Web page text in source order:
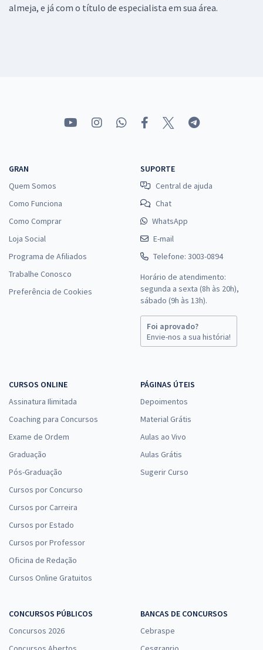
almeja, e já com o título de especialista em sua área.
GRAN
Quem Somos
Como Funciona
Como Comprar
Loja Social
Programa de Afiliados
Trabalhe Conosco
Preferência de Cookies
SUPORTE
Central de ajuda
Chat
WhatsApp
E-mail
Telefone: 3003-0894
Horário de atendimento:
segunda a sexta (8h às 20h),
sábado (9h às 13h).
Foi aprovado?
Envie-nos a sua história!
CURSOS ONLINE
Assinatura Ilimitada
Coaching para Concursos
Exame de Ordem
Graduação
Pós-Graduação
Cursos por Concurso
Cursos por Carreira
Cursos por Estado
Cursos por Professor
Oficina de Redação
Cursos Online Gratuitos
PÁGINAS ÚTEIS
Depoimentos
Material Grátis
Aulas ao Vivo
Aulas Grátis
Sugerir Curso
CONCURSOS PÚBLICOS
Concursos 2026
BANCAS DE CONCURSOS
Cebraspe